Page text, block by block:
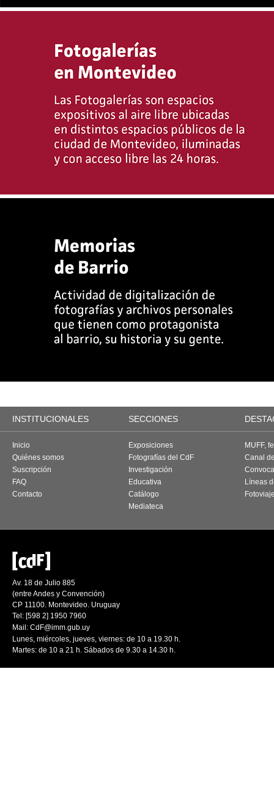
INSTITUCIONALES SECCIONES
Inicio
Quiénes somos
Suscripción
FAQ
Contacto
Exposiciones
Fotografías del CdF
Investigación
Educativa
Catálogo
Mediateca
MUFF,
Canal
Líneas
Av. 18 de Julio 885
(entre Andes y Convención)
CP 11100. Montevideo. Uruguay
Tel: [598 2] 1950 7960
Mail: CdF@imm.gub.uy
Lunes, miércoles, jueves, viernes: de 10 a 19.30 h.
Martes: de 10 a 21 h. Sábados de 9.30 a 14.30 h.